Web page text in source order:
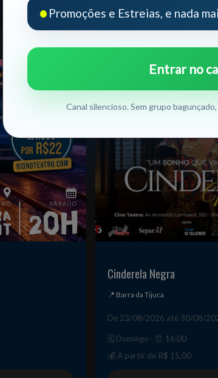
Cinderela Negra
📍 Barra da Tijuca
De 23/08/2026 até 30/08/
🗓️ Domingo · ⏰ 16:00
💰 A partir de R$ 15,00
• Promoções e Estreias, e nada
Entrar no
Canal silencioso. Sem grupo